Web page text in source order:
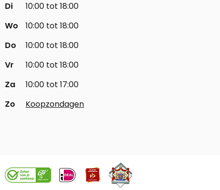
Di
10:00 tot 18:00
Wo
10:00 tot 18:00
Do
10:00 tot 18:00
Vr
10:00 tot 18:00
Za
10:00 tot 17:00
Zo
Koopzondagen